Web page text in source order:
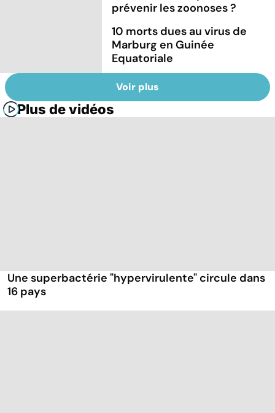
prévenir les zoonoses ?
10 morts dues au virus de
Marburg en Guinée
Equatoriale
Voir plus
Plus de vidéos
Une superbactérie "hypervirulente" circule dans
16 pays